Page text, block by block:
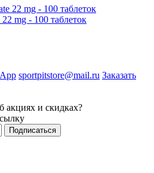
mg - 100 таблеток
sportpitstore@mail.ru Заказать
акциях и скидках?
Подписаться